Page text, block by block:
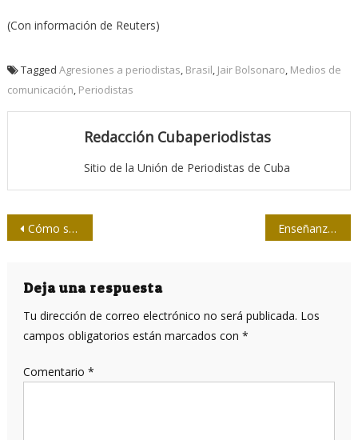
(Con información de Reuters)
Tagged Agresiones a periodistas Brasil Jair Bolsonaro Medios de
comunicación Periodistas
Redacción Cubaperiodistas
Sitio de la Unión de Periodistas de Cuba
Navegación
entradas
Cómo se ven los efectos del coronavirus desde las ciencias sociales Enseñanzas de Cuba en un consultorio chileno
Deja una respuesta
Tu dirección de correo electrónico no será publicada. Los
campos obligatorios están marcados con *
Comentario *